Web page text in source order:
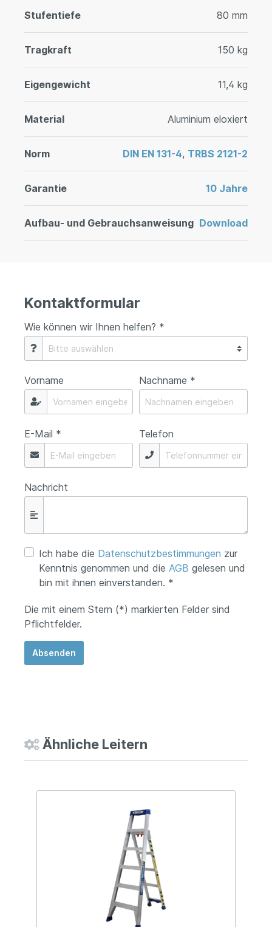
Stufentiefe 80 mm
Tragkraft 150 kg
Eigengewicht 11,4 kg
Material Aluminium eloxiert
Norm DIN EN 131-4, TRBS 2121-2
Garantie 10 Jahre
Aufbau- und Gebrauchsanweisung Download
Kontaktformular
Wie können wir Ihnen helfen? *
Vorname Nachname *
E-Mail * Telefon
Nachricht
Ich habe die Datenschutzbestimmungen zur
Kenntnis genommen und die AGB gelesen und
bin mit ihnen einverstanden. *
Die mit einem Stern (*) markierten Felder sind
Pflichtfelder.
Absenden
Ähnliche Leitern